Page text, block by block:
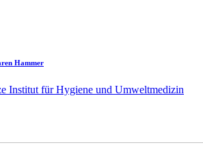
Hammer
Institut für Hygiene und Umweltmedizin